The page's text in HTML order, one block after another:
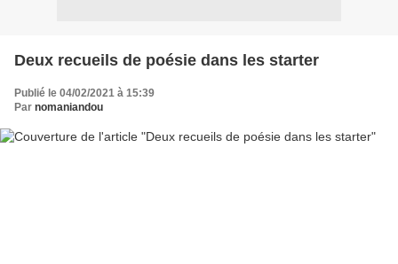
Deux recueils de poésie dans les starter
Publié le 04/02/2021 à 15:39
Par nomaniandou